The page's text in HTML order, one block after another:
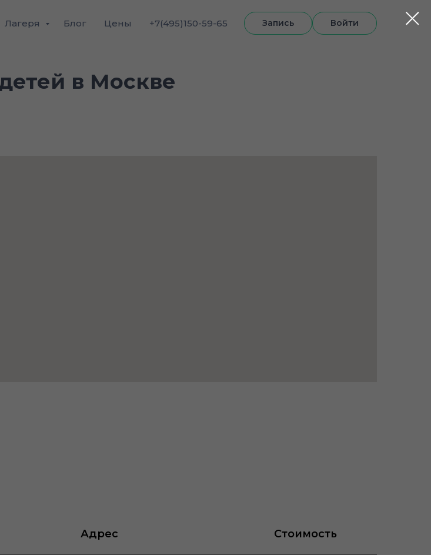
Лагеря Блог Цены +7(495)150-59-65 Запись Войти
в Москве
Адрес Стоимость